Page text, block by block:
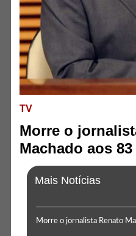
TV
Morre o
Machado aos
Mais Notícias
Morre o jornalista Renato